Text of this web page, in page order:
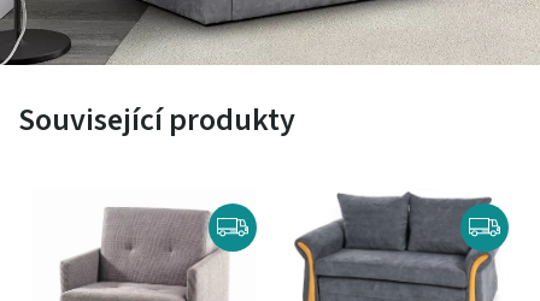
Související produkty